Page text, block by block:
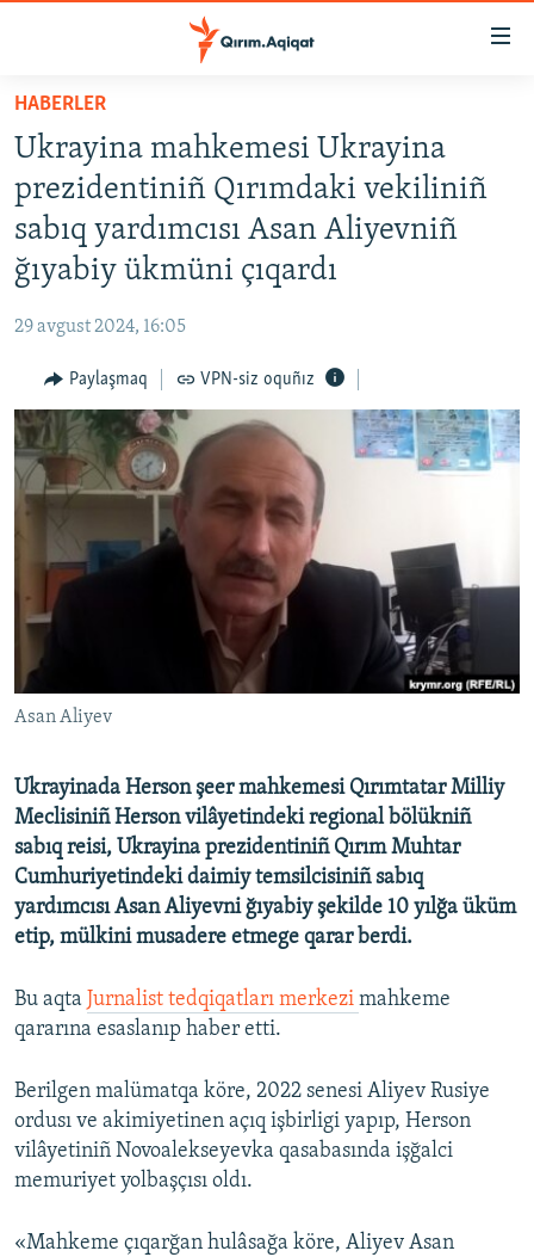
Esas
qaytmaq
Baş
navigatsiyağa
qaytmaq
Qıdıruvğa
HABERLER
SİYASET
İQTİSADİYAT
CEMİYET
İNSAN AQLARI
VİDEO
SÜRET
BLOGLAR
FİKİR
Русский
Українською
QOŞULIÑIZ!
RFE/RS bütün saytları
HABERLER
Ukrayina mahkemesi Ukrayina
prezidentiniñ Qırımdaki vekiliniñ
sabıq yardımcısı Asan Aliyevniñ
ğıyabiy ükmüni çıqardı
29 avgust 2024, 16:05
Paylaşmaq VPN-siz oquñız
Asan Aliyev
Ukrayinada Herson şeer mahkemesi Qırımtatar Milliy
Meclisiniñ Herson vilâyetindeki regional bölükniñ
sabıq reisi, Ukrayina prezidentiniñ Qırım Muhtar
Cumhuriyetindeki daimiy temsilcisiniñ sabıq
yardımcısı Asan Aliyevni ğıyabiy şekilde 10 yılğa üküm
etip, mülkini musadere etmege qarar berdi.
Bu aqta Jurnalist tedqiqatları merkezi mahkeme
qararına esaslanıp haber etti.
Berilgen malümatqa köre, 2022 senesi Aliyev Rusiye
ordusı ve akimiyetinen açıq işbirligi yapıp, Herson
vilâyetiniñ Novoalekseyevka qasabasında işğalci
memuriyet yolbaşçısı oldı.
«Mahkeme çıqarğan hulâsağa köre, Aliyev Asan